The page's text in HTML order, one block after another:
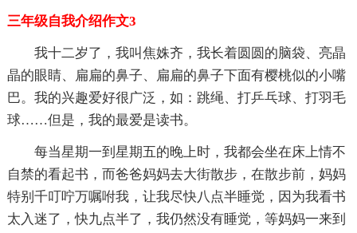
三年级自我介绍作文3
我十二岁了，我叫焦姝齐，我长着圆圆的脑袋、亮晶
晶的眼睛、扁扁的鼻子、扁扁的鼻子下面有樱桃似的小嘴
巴。我的兴趣爱好很广泛，如：跳绳、打乒乓球、打羽毛
球……但是，我的最爱是读书。
每当星期一到星期五的晚上时，我都会坐在床上情不
自禁的看起书，而爸爸妈妈去大街散步，在散步前，妈妈
特别千叮咛万嘱咐我，让我尽快八点半睡觉，因为我看书
太入迷了，快九点半了，我仍然没有睡觉，等妈妈一来到